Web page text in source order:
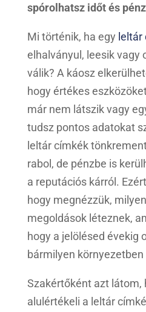
spórolhatsz időt és
Mi történik, ha egy leltár
elhalványul, leesik vagy
válik? A káosz
hogy értékes
már nem látszik vagy
tudsz pontos adatokat
leltár címkék
rabol, de pénzbe is
a reputációs kárról.
hogy megnézzük,
megoldások léteznek,
hogy a jelölésed évekig
bármilyen környezetben
Szakértőként azt látom,
alulértékeli a leltár